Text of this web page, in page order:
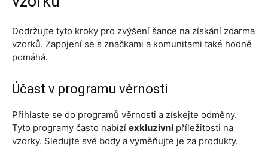
Dodržujte tyto kroky pro zvýšení šance na získání zdarma
vzorků. Zapojení se s značkami a komunitami také hodně
pomáhá.
Účast v programu věrnosti
Přihlaste se do programů věrnosti a získejte odměny.
Tyto programy často nabízí exkluzivnípříležitosti na
vzorky. Sledujte své body a vyměňujte je za produkty.